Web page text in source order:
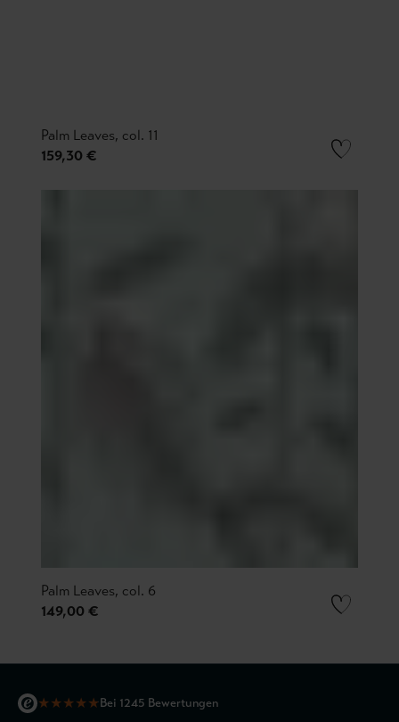
Palm Leaves, col. 11
159,30 €
Palm Leaves, col. 6
149,00 €
★★★★★Bei 1245 Bewertungen